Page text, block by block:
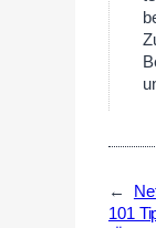
←
101